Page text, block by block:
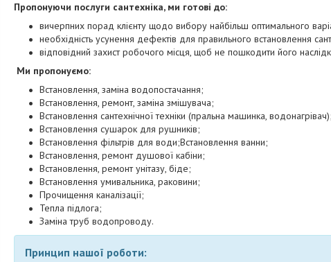
Пропонуючи послуги сантехніка, ми готові до:
вичерпних порад клієнту щодо вибору найбільш оптимального
необхідність усунення дефектів для правильного встановлення
відповідний захист робочого місця, щоб не пошкодити його
Ми пропонуємо:
Встановлення, заміна водопостачання;
Встановлення, ремонт, заміна змішувача;
Встановлення сантехнічної техніки (пральна машинка, водонагрівач);
Встановлення сушарок для рушників;
Встановлення фільтрів для води;Встановлення ванни;
Встановлення, ремонт душової кабіни;
Встановлення, ремонт унітазу, біде;
Встановлення умивальника, раковини;
Прочищення каналізації;
Тепла підлога;
Заміна труб водопроводу.
Принцип нашої роботи: